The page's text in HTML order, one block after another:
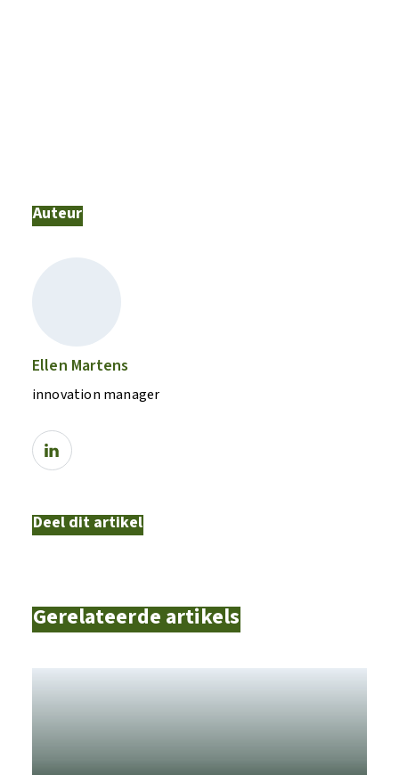
Auteur
Ellen Martens
innovation manager
Deel dit artikel
Gerelateerde artikels